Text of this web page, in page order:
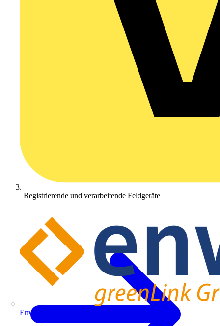
Enwitec
Registrierende und verarbeitende Feldgeräte